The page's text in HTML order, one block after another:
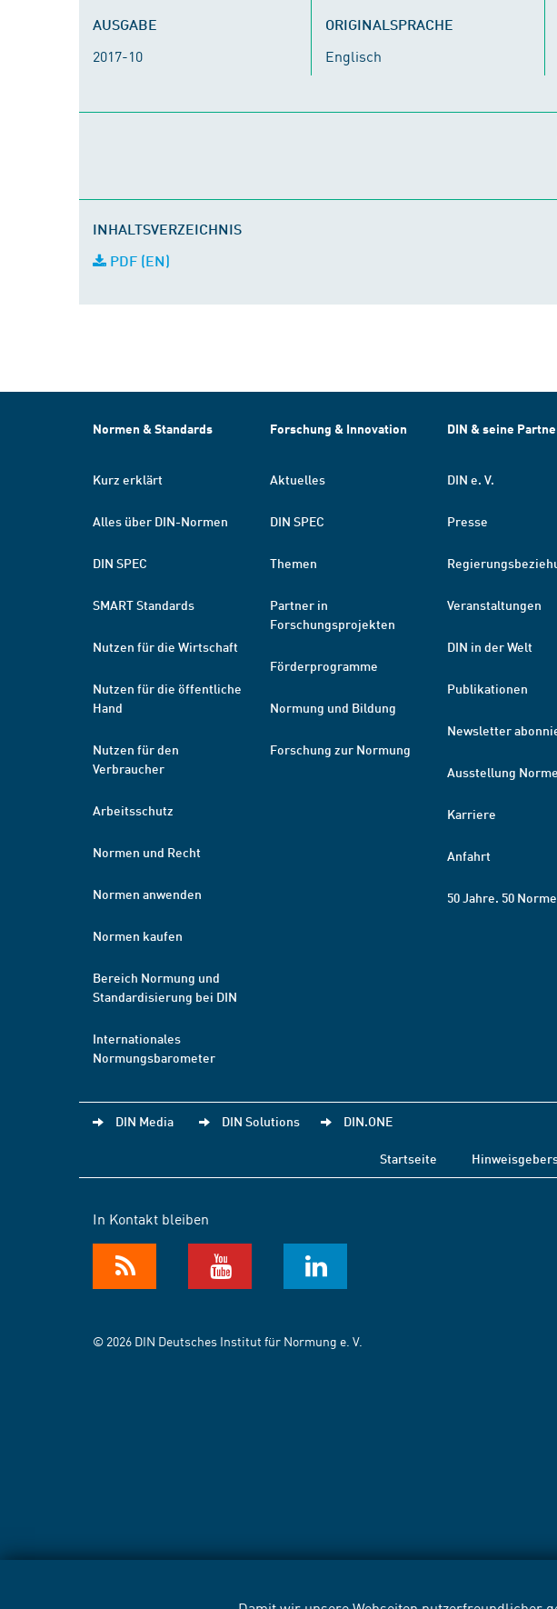
AUSGABE
2017-10
ORIGINALSPRACHE
Englisch
INHALTSVERZEICHNIS
PDF (EN)
Normen & Standards
Kurz erklärt
Alles über DIN-Normen
DIN SPEC
SMART Standards
Nutzen für die Wirtschaft
Nutzen für die öffentliche
Hand
Nutzen für den
Verbraucher
Arbeitsschutz
Normen und Recht
Normen anwenden
Normen kaufen
Bereich Normung und
Standardisierung bei DIN
Internationales
Normungsbarometer
Forschung & Innovation
Aktuelles
DIN SPEC
Themen
Partner in
Forschungsprojekten
Förderprogramme
Normung und Bildung
Forschung zur Normung
DIN & seine
DIN e. V.
Presse
Veranstaltungen
DIN in der Welt
Publikationen
Newsletter
Ausstellung
Karriere
Anfahrt
50 Jahre. 50
DIN Media DIN Solutions DIN.ONE
Startseite
In Kontakt bleiben
© 2026 DIN Deutsches Institut für Normung e. V.